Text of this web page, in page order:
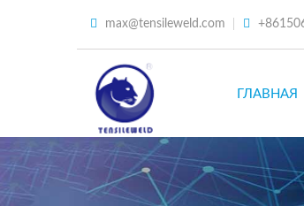
max@tensileweld.com
ГЛАВНАЯ